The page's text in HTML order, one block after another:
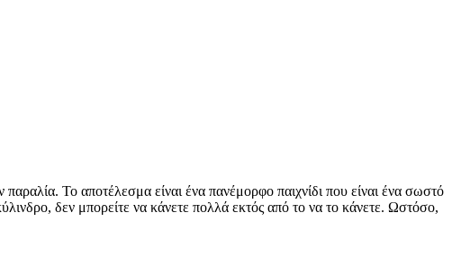
Το αποτέλεσμα είναι ένα πανέμορφο παιχνίδι που είναι ένα σωστό
δεν μπορείτε να κάνετε πολλά εκτός από το να το κάνετε. Ωστόσο,